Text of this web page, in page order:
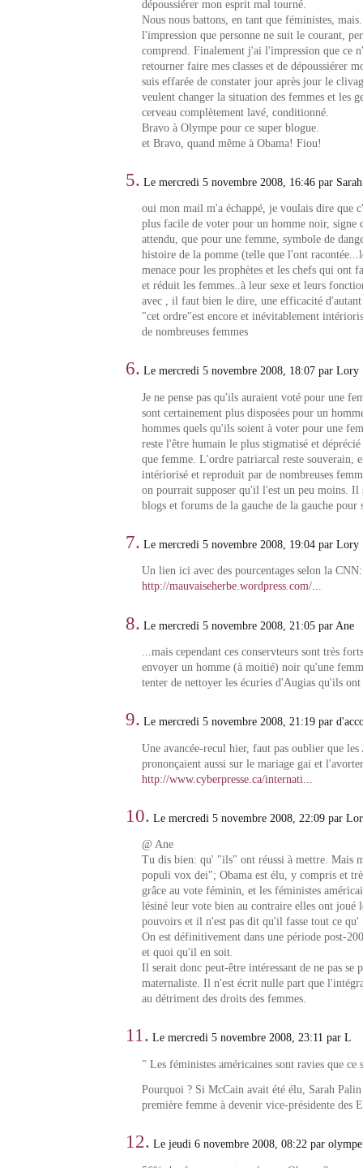
dépoussiérer mon esprit mal tourné.
Nous nous battons, en tant que féministes,
l'impression que personne ne suit le courant,
comprend. Finalement j'ai l'impression que ce
retourner faire mes classes et de dépoussiérer
suis effarée de constater jour après jour le
veulent changer la situation des femmes et les
cerveau complètement lavé, conditionné.
Bravo à Olympe pour ce super blogue.
et Bravo, quand même à Obama! Fiou!
5. Le mercredi 5 novembre 2008, 16:46 par Sarah
oui mon mail m'a échappé, je voulais dire que
plus facile de voter pour un homme noir, signe
attendu, que pour une femme, symbole de
histoire de la pomme (telle que l'ont
menace pour les prophètes et les chefs qui ont
et réduit les femmes..à leur sexe et leurs
avec , il faut bien le dire, une efficacité d'autant
"cet ordre"est encore et inévitablement
de nombreuses femmes
6. Le mercredi 5 novembre 2008, 18:07 par Lory
Je ne pense pas qu'ils auraient voté pour une
sont certainement plus disposées pour un
hommes quels qu'ils soient à voter pour une
reste l'être humain le plus stigmatisé et
que femme. L'ordre patriarcal reste souverain,
intériorisé et reproduit par de nombreuses
on pourrait supposer qu'il l'est un peu moins.
blogs et forums de la gauche de la gauche pour
7. Le mercredi 5 novembre 2008, 19:04 par Lory
Un lien ici avec des pourcentages selon la CNN:
http://mauvaiseherbe.wordpress.com/...
8. Le mercredi 5 novembre 2008, 21:05 par Ane
...mais cependant ces conservteurs sont très
envoyer un homme (à moitié) noir qu'une
tenter de nettoyer les écuries d'Augias qu'ils
9. Le mercredi 5 novembre 2008, 21:19 par
Une avancée-recul hier, faut pas oublier que les
prononçaient aussi sur le mariage gai et
http://www.cyberpresse.ca/internati...
10. Le mercredi 5 novembre 2008, 22:09 par
@ Ane
Tu dis bien: qu' "ils" ont réussi à mettre. Mais
populi vox dei"; Obama est élu, y compris et
grâce au vote féminin, et les féministes
lésiné leur vote bien au contraire elles ont joué
pouvoirs et il n'est pas dit qu'il fasse tout ce
On est définitivement dans une période post-
et quoi qu'il en soit.
Il serait donc peut-être intéressant de ne pas se
maternaliste. Il n'est écrit nulle part que
au détriment des droits des femmes.
11. Le mercredi 5 novembre 2008, 23:11 par L
" Les féministes américaines sont ravies que ce
Pourquoi ? Si McCain avait été élu, Sarah
première femme à devenir vice-présidente des
12. Le jeudi 6 novembre 2008, 08:22 par olympe